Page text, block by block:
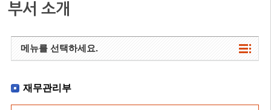
부서 소개
메뉴를 선택하세요.
재무관리부